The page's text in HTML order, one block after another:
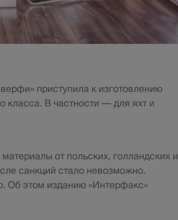
приступила к изготовлению
класса. В частности — для яхт и
от польских, голландских и
санкций стало невозможно.
Об этом изданию «Интерфакс»